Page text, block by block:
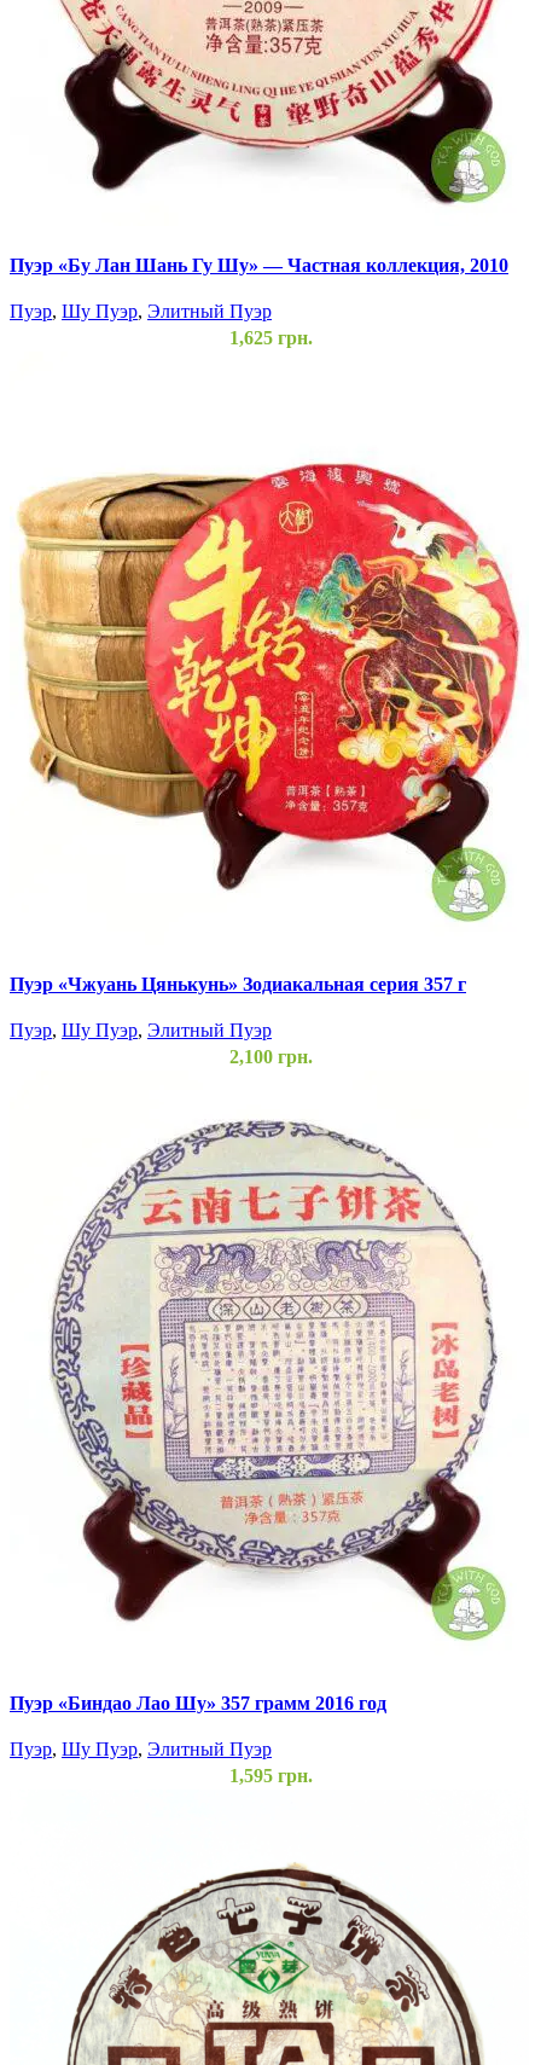
Пуэр «Бу Лан Шань Гу Шу» — Частная коллекция, 2010
Пуэр, Шу Пуэр, Элитный Пуэр
1,625грн.
Пуэр «Чжуань Цянькунь» Зодиакальная серия 357 г
Пуэр, Шу Пуэр, Элитный Пуэр
2,100грн.
Пуэр «Биндао Лао Шу» 357 грамм 2016 год
Пуэр, Шу Пуэр, Элитный Пуэр
1,595грн.